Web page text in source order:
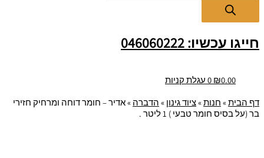
חייגו עכשיו: 046060222
₪0.00
0 עגלת קניות
דף הבית» חנות»ציוד גינון » הדברה »אדיר – חומר דוחה ומרחיק חזירי
בר (על בסיס חומר טבעי ) 1 ליטר .